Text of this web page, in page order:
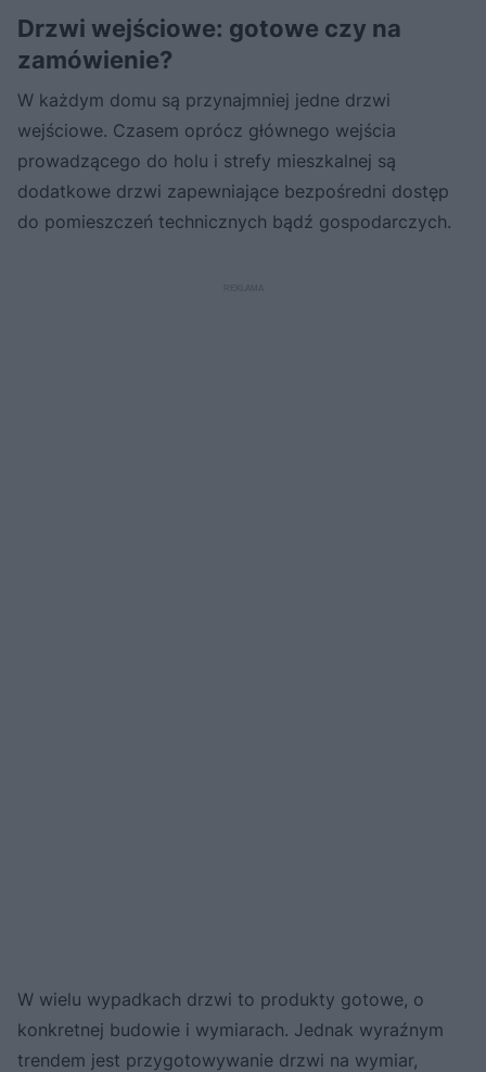
Drzwi wejściowe: gotowe czy na
zamówienie?
W każdym domu są przynajmniej jedne drzwi
wejściowe. Czasem oprócz głównego wejścia
prowadzącego do holu i strefy mieszkalnej są
dodatkowe drzwi zapewniające bezpośredni dostęp
do pomieszczeń technicznych bądź gospodarczych.
W wielu wypadkach drzwi to produkty gotowe, o
konkretnej budowie i wymiarach. Jednak wyraźnym
trendem jest przygotowywanie drzwi na wymiar,